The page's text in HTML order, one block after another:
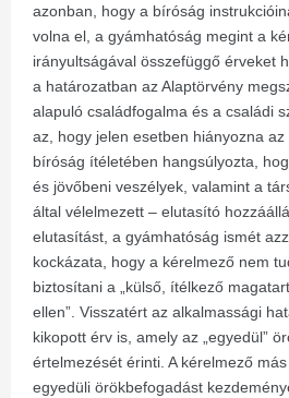
azonban, hogy a bíróság
volna el, a gyámhatóság megint a
irányultságával összefüggő érveket
a határozatban az Alaptörvény
alapuló családfogalma és a családi
az, hogy jelen esetben hiányozna
bíróság ítéletében hangsúlyozta,
és jövőbeni veszélyek, valamint a
által vélelmezett – elutasító
elutasítást, a gyámhatóság ismét
kockázata, hogy a kérelmező nem
biztosítani a „külső, ítélkező
ellen”. Visszatért az alkalmassági
kikopott érv is, amely az „egyedül”
értelmezését érinti. A kérelmező
egyedüli örökbefogadást